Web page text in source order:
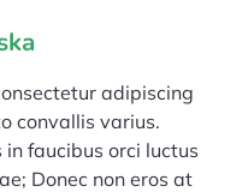
adipiscing
convallis varius.
faucibus orci luctus
Donec non eros at